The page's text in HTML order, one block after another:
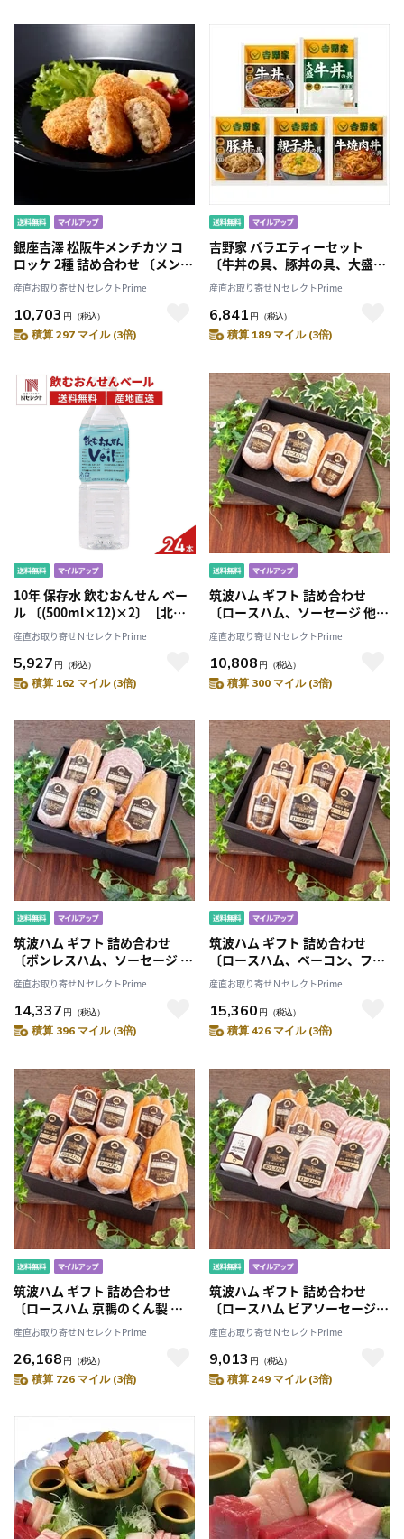
銀座吉澤 松阪牛メンチカツ コ
ロッケ 2種 詰め合わせ 〔メンチ
カツ(55g×5個)×2、コロッケ
(55g×5個)×2〕
産直お取り寄せＮセレクトPrime
10,703 円 （税込）
積算 297 マイル (3倍)
吉野家 バラエティーセット
〔牛丼の具、豚丼の具、大盛牛
丼の具、親子丼の具、牛焼肉丼
の具 各2〕
産直お取り寄せＮセレクトPrime
6,841 円 （税込）
積算 189 マイル (3倍)
10年 保存水 飲むおんせん ベー
ル 〔(500ml×12)×2〕［北海
道・九州地方・沖縄県・離島 配
送不可］
産直お取り寄せＮセレクトPrime
5,927 円 （税込）
積算 162 マイル (3倍)
筑波ハム ギフト 詰め合わせ
〔ロースハム、ソーセージ 他全
3種〕［沖縄県・離島 配送不
可］
産直お取り寄せＮセレクトPrime
10,808 円 （税込）
積算 300 マイル (3倍)
筑波ハム ギフト 詰め合わせ
〔ボンレスハム、ソーセージ 他
全5種〕［沖縄県・離島 配送不
可］
産直お取り寄せＮセレクトPrime
14,337 円 （税込）
積算 396 マイル (3倍)
筑波ハム ギフト 詰め合わせ
〔ロースハム、ベーコン、フラ
ンク 他全5種〕［沖縄県・離島
配送不可］
産直お取り寄せＮセレクトPrime
15,360 円 （税込）
積算 426 マイル (3倍)
筑波ハム ギフト 詰め合わせ
〔ロースハム 京鴨のくん製 他
全7種〕［沖縄県・離島 配送不
可］
産直お取り寄せＮセレクトPrime
26,168 円 （税込）
積算 726 マイル (3倍)
筑波ハム ギフト 詰め合わせ
〔ロースハム ビアソーセージ
他全7種〕［沖縄県・離島 配送
不可］
産直お取り寄せＮセレクトPrime
9,013 円 （税込）
積算 249 マイル (3倍)